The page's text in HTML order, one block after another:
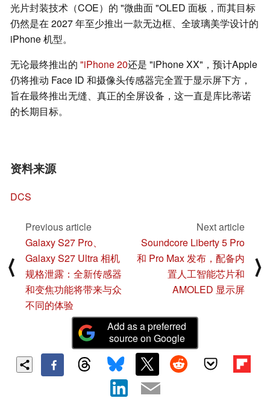
光片封装技术（COE）的 "微曲面 "OLED 面板，而其目标
仍然是在 2027 年至少推出一款无边框、全玻璃美学设计的
iPhone 机型。
无论最终推出的 "iPhone 20还是 "iPhone XX"，预计Apple
仍将推动 Face ID 和摄像头传感器完全置于显示屏下方，
旨在最终推出无缝、真正的全屏设备，这一直是库比蒂诺
的长期目标。
资料来源
DCS
⟨
Previous article
Galaxy S27 Pro、
Galaxy S27 Ultra 相机
规格泄露：全新传感器
和变焦功能将带来与众
不同的体验
Next article
Soundcore Liberty 5 Pro
和 Pro Max 发布，配备内
置人工智能芯片和
AMOLED 显示屏
⟩
Add as a preferred
source on Google